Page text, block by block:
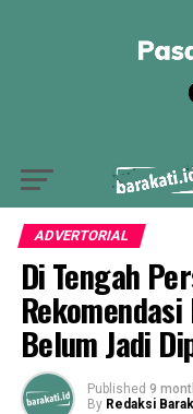
ADVERTORIAL
Di Tengah
Belum Jadi
Published 9
By Redaksi